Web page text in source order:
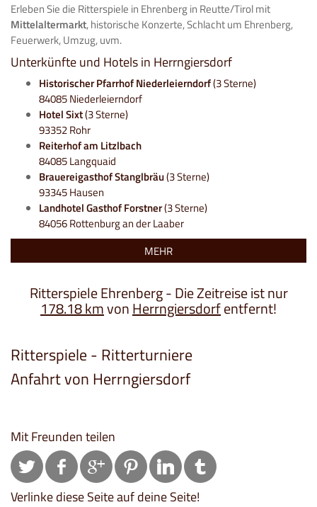
Erleben Sie die Ritterspiele in Ehrenberg in Reutte/Tirol mit
Mittelaltermarkt, historische Konzerte, Schlacht um Ehrenberg,
Feuerwerk, Umzug, uvm.
Unterkünfte und Hotels in Herrngiersdorf
Historischer Pfarrhof Niederleierndorf(3 Sterne)
84085 Niederleierndorf
Hotel Sixt(3 Sterne)
93352 Rohr
Reiterhof am Litzlbach
84085 Langquaid
Brauereigasthof Stanglbräu(3 Sterne)
93345 Hausen
Landhotel Gasthof Forstner(3 Sterne)
84056 Rottenburg an der Laaber
MEHR
Ritterspiele Ehrenberg - Die Zeitreise ist nur
178.18 kmvonHerrngiersdorfentfernt!
Ritterspiele - Ritterturniere
Anfahrt von Herrngiersdorf
Mit Freunden teilen
Verlinke diese Seite auf deine Seite!